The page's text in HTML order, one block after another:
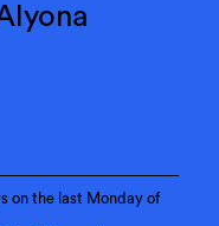
on the last Monday of